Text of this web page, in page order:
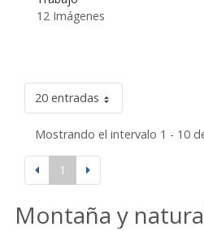
12 Imágenes
20 entradas
Mostrando el intervalo 1 - 10
1
Montaña y